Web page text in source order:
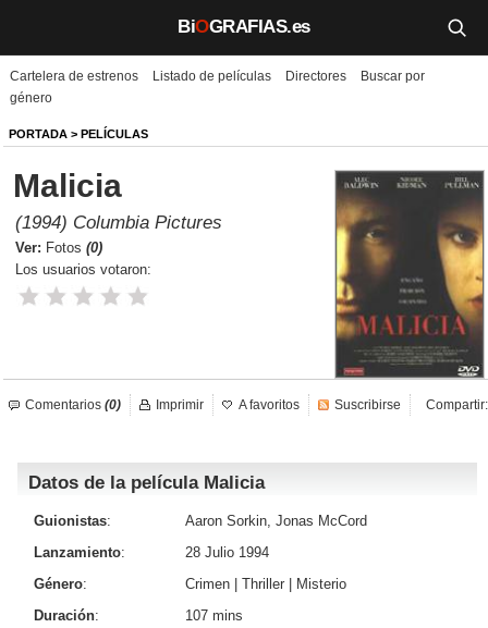
BiOGRAFIAS.es
Biografías
Películas
TV
Música
Un día como hoy
Iniciar sesión
Cartelera de estrenos Listado de películas Directores
Buscar por
género
PORTADA > PELÍCULAS
Malicia
(1994) Columbia Pictures
Ver: Fotos (0)
Los usuarios votaron:
Comentarios (0) Compartir:
Imprimir A favoritos Suscribirse
Datos de la película Malicia
Guionistas:
Aaron Sorkin, Jonas McCord
Lanzamiento:
28 Julio 1994
Género: Crimen Thriller
Misterio
Duración:
107 mins